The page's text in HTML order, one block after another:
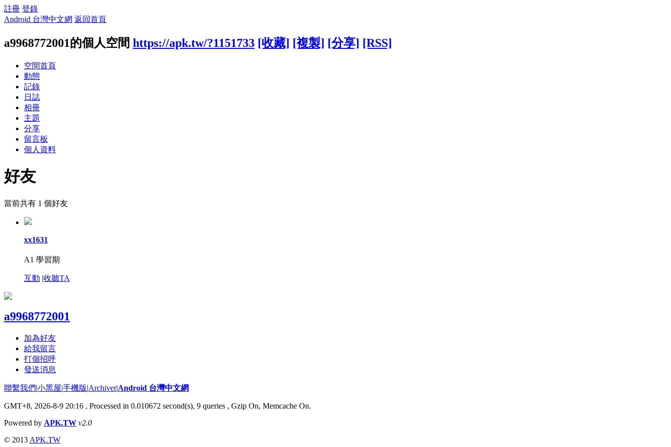
註冊 登錄
Android 台灣中文網 返回首頁
a9968772001的個人空間 https://apk.tw/?1151733 [收藏] [複製] [分享] [RSS]
空間首頁
動態
記錄
日誌
相冊
主題
分享
留言板
個人資料
好友
當前共有 1 個好友
xx1631
A1 學習期
互動 |收聽TA
a9968772001
加為好友
給我留言
打個招呼
發送消息
聯繫我們|小黑屋|手機版|Archiver|Android 台灣中文網
GMT+8, 2026-8-9 20:16 , Processed in 0.010672 second(s), 9 queries , Gzip On, Memcache On.
Powered by APK.TW v2.0
© 2013 APK.TW